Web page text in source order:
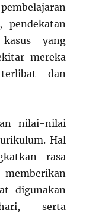
yang
mereka
dan
nilai-nilai
Hal
rasa
digunakan
serta